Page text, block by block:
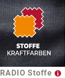
RADIO Stoffe